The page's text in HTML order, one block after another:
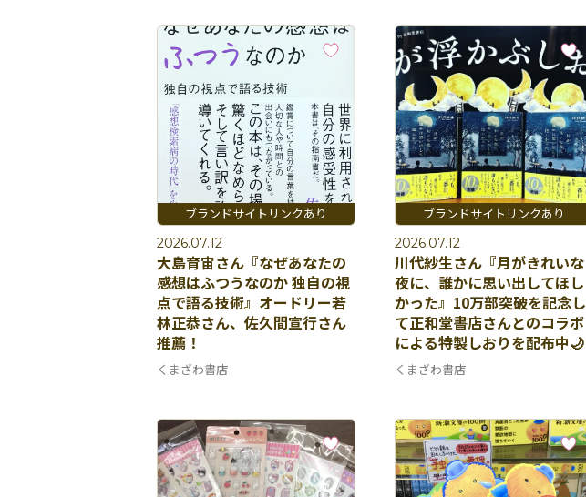
2026.07.12
大島育宙さん『なぜあなたの
感想はふつうなのか 独自の視
点で語る技術』オードリー若
林正恭さん、佐久間宣行さん
推薦！
くまざわ書店
2026.07.12
川代紗生さん『月がきれいな
夜に、誰かに思い出してほし
かった』10万部突破を記念し
て正和堂書店さんとのコラボ
による特製しおりを配布中🌙
くまざわ書店